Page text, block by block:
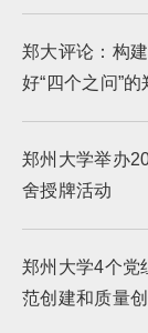
郑大评论：构
好“四个之问”
郑州大学举办
舍授牌活动
郑州大学4个党
范创建和质量